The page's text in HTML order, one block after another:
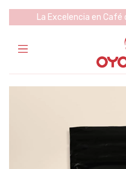
La Excelencia en